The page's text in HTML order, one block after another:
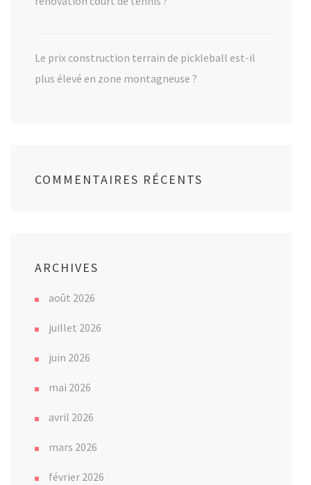
Le prix construction terrain de pickleball est-il
plus élevé en zone montagneuse ?
COMMENTAIRES RÉCENTS
ARCHIVES
août 2026
juillet 2026
juin 2026
mai 2026
avril 2026
mars 2026
février 2026